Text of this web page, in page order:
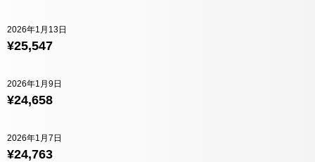
¥25,547
2026年1月13日
¥24,658
2026年1月9日
¥24,763
2026年1月7日